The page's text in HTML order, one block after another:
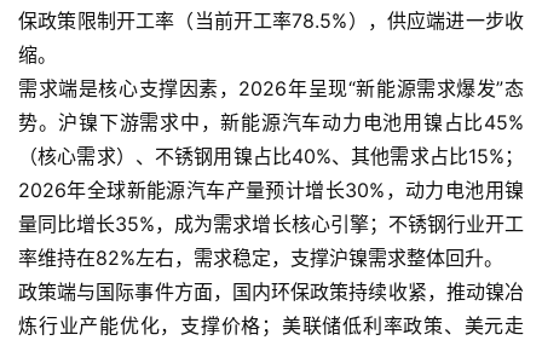
原
油
期
货
国
保政策限制开工率（当前开工率78.5%），供应端进一步收
缩。
需求端是核心支撑因素，2026年呈现“新能源需求爆发”态
势。沪镍下游需求中，新能源汽车动力电池用镍占比45%
（核心需求）、不锈钢用镍占比40%、其他需求占比15%；
2026年全球新能源汽车产量预计增长30%，动力电池用镍
量同比增长35%，成为需求增长核心引擎；不锈钢行业开工
率维持在82%左右，需求稳定，支撑沪镍需求整体回升。
政策端与国际事件方面，国内环保政策持续收紧，推动镍冶
炼行业产能优化，支撑价格；美联储低利率政策、美元走